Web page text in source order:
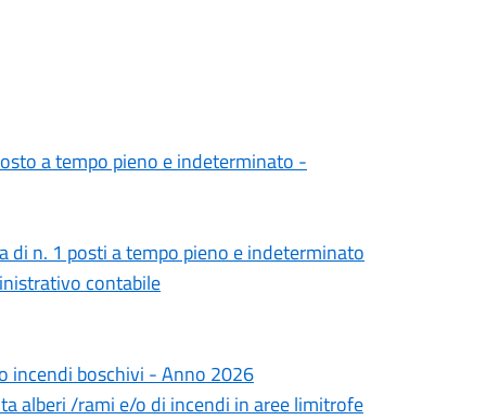
a tempo pieno e indeterminato -
n. 1 posti a tempo pieno e indeterminato
contabile
incendi boschivi - Anno 2026
alberi /rami e/o di incendi in aree limitrofe